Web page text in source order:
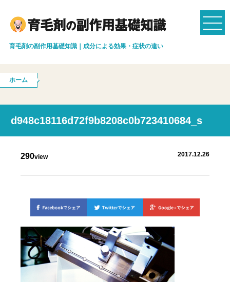
育毛剤の副作用基礎知識｜成分による効果・症状の違い
ホーム
d948c18116d72f9b8208c0b723410684_s
290view 2017.12.26